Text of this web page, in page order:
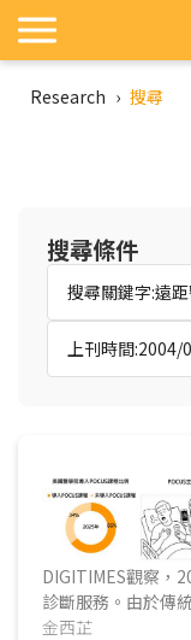
Research › 搜尋
搜尋條件
搜尋關鍵字:遠
上刊時間
DIGITIMES觀察，
診斷服務。由於傳
程，難以延伸至第
金西芷